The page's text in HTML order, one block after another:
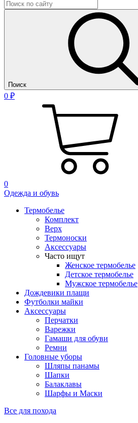
Поиск
0 ₽
0
Одежда и обувь
Термобелье
Комплект
Верх
Термоноски
Аксессуары
Часто ищут
Женское термобелье
Детское термобелье
Мужское термобелье
Дождевики плащи
Футболки майки
Аксессуары
Перчатки
Варежки
Гамаши для обуви
Ремни
Головные уборы
Шляпы панамы
Шапки
Балаклавы
Шарфы и Маски
Все для похода